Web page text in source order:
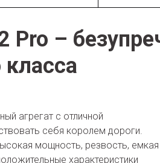
Pro –
агрегат с отличной
себя королем дороги.
мощность, резвость, емкая
характеристики